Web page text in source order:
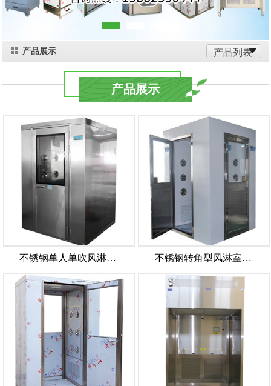
产品展示 产品列表
产品展示
不锈钢单人单吹风淋… 不锈钢转角型风淋室…